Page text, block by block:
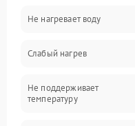
Не нагревает воду
Слабый нагрев
Не поддерживает
температуру